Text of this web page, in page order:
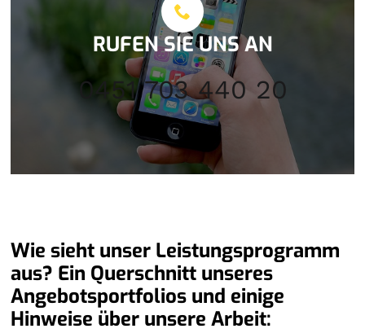
RUFEN SIE UNS AN
0451 703 440 20
Wie sieht unser Leistungsprogramm
aus? Ein Querschnitt unseres
Angebotsportfolios und einige
Hinweise über unsere Arbeit: